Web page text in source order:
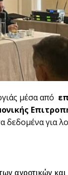
μέσα από
δεδομένα για
αγροτικών